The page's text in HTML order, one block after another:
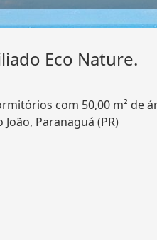
Eco Nature.
com 50,00 m² de
Paranaguá (PR)